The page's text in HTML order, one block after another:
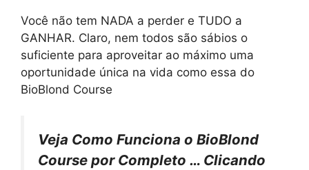
Você não tem NADA a perder e TUDO a
GANHAR. Claro, nem todos são sábios o
suficiente para aproveitar ao máximo uma
oportunidade única na vida como essa do
BioBlond Course
Veja Como Funciona o BioBlond
Course por Completo … Clicando